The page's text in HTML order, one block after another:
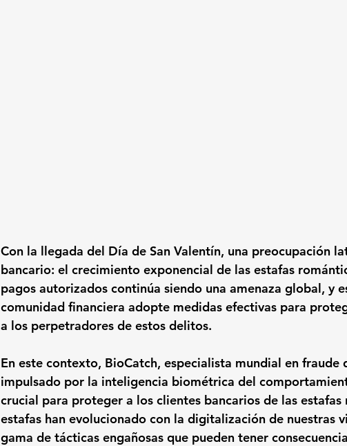
Con la llegada del Día de San Valentín, una preocupación
bancario: el crecimiento exponencial de las estafas
pagos autorizados continúa siendo una amenaza global, y
comunidad financiera adopte medidas efectivas para
a los perpetradores de estos delitos.
En este contexto, BioCatch, especialista mundial en
impulsado por la inteligencia biométrica del
crucial para proteger a los clientes bancarios de las estafas
estafas han evolucionado con la digitalización de nuestras
gama de tácticas engañosas que pueden tener